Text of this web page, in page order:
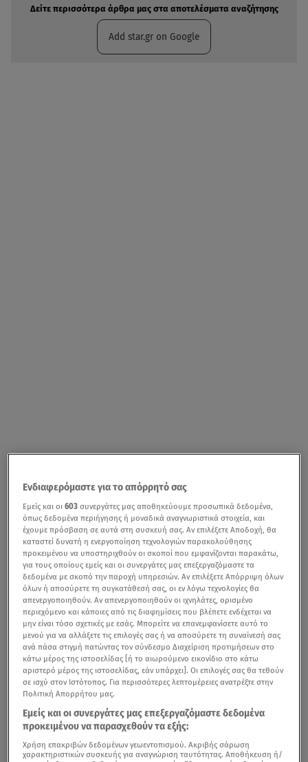
Δείτε περισσότερα άρθρα μας στα αποτελέσματα αναζήτησης
Add star.gr on Google
Ενδιαφερόμαστε για το απόρρητό σας
Εμείς και οι603 συνεργάτες μας αποθηκεύουμε προσωπικά δεδομένα,
όπως δεδομένα περιήγησης ή μοναδικά αναγνωριστικά στοιχεία, και
έχουμε πρόσβαση σε αυτά στη συσκευή σας. Αν επιλέξετε Αποδοχή, θα
καταστεί δυνατή η ενεργοποίηση τεχνολογιών παρακολούθησης
προκειμένου να υποστηριχθούν οι σκοποί που εμφανίζονται παρακάτω,
για τους οποίους εμείς και οι συνεργάτες μας επεξεργαζόμαστε τα
δεδομένα με σκοπό την παροχή υπηρεσιών. Αν επιλέξετε Απόρριψη όλων
όλων ή αποσύρετε τη συγκατάθεσή σας, οι εν λόγω τεχνολογίες θα
απενεργοποιηθούν. Αν απενεργοποιηθούν οι ιχνηλάτες, ορισμένο
περιεχόμενο και κάποιες από τις διαφημίσεις που βλέπετε ενδέχεται να
μην είναι τόσο σχετικές με εσάς. Μπορείτε να επανεμφανίσετε αυτό το
μενού για να αλλάξετε τις επιλογές σας ή να αποσύρετε τη συναίνεσή σας
ανά πάσα στιγμή πατώντας τον σύνδεσμο Διαχείριση προτιμήσεων στο
κάτω μέρος της ιστοσελίδας [ή το αιωρούμενο εικονίδιο στο κάτω
αριστερό μέρος της ιστοσελίδας, εάν υπάρχει]. Οι επιλογές σας θα τεθούν
σε ισχύ στον Ιστότοπος. Για περισσότερες λεπτομέρειες ανατρέξτε στην
Πολιτική Απορρήτου μας.
Εμείς και οι συνεργάτες μας επεξεργαζόμαστε δεδομένα
προκειμένου να παρασχεθούν τα εξής:
Χρήση επακριβών δεδομένων γεωεντοπισμού. Ακριβής σάρωση
χαρακτηριστικών συσκευής για αναγνώριση ταυτότητας. Αποθήκευση ή/